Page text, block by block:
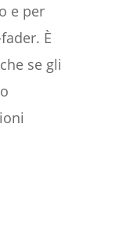
e per
È
se gli